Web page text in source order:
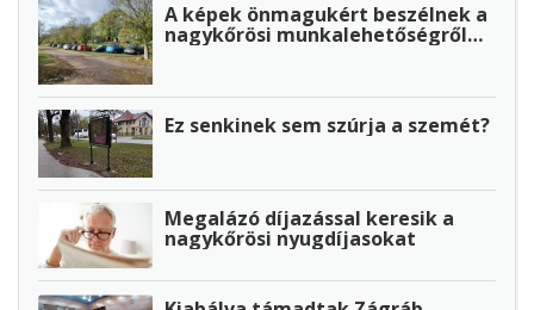
A képek önmagukért beszélnek a
nagykőrösi munkalehetőségről…
Ez senkinek sem szúrja a szemét?
Megalázó díjazással keresik a
nagykőrösi nyugdíjasokat